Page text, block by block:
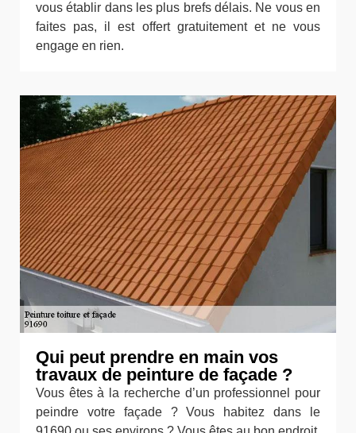
vous établir dans les plus brefs délais. Ne vous en
faites pas, il est offert gratuitement et ne vous
engage en rien.
Qui peut prendre en main vos
travaux de peinture de façade ?
Vous êtes à la recherche d’un professionnel pour
peindre votre façade ? Vous habitez dans le